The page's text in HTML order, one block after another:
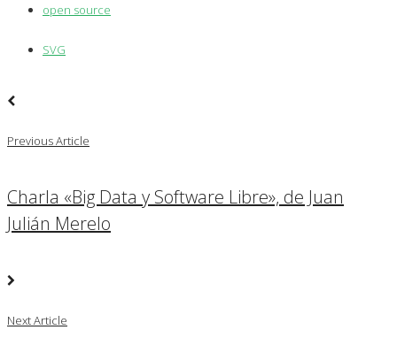
open source
SVG
Previous Article
Charla «Big Data y Software Libre», de Juan
Julián Merelo
Next Article